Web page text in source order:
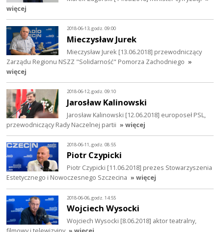
więcej
2018-06-13, godz. 09:00
Mieczysław Jurek
Mieczysław Jurek [13.06.2018] przewodniczący
Zarządu Regionu NSZZ "Solidarność" Pomorza Zachodniego »
więcej
2018-06-12, godz. 09:10
Jarosław Kalinowski
Jarosław Kalinowski [12.06.2018] europoseł PSL,
przewodniczący Rady Naczelnej partii » więcej
2018-06-11, godz. 08:55
Piotr Czypicki
Piotr Czypicki [11.06.2018] prezes Stowarzyszenia
Estetycznego i Nowoczesnego Szczecina » więcej
2018-06-06, godz. 14:55
Wojciech Wysocki
Wojciech Wysocki [8.06.2018] aktor teatralny,